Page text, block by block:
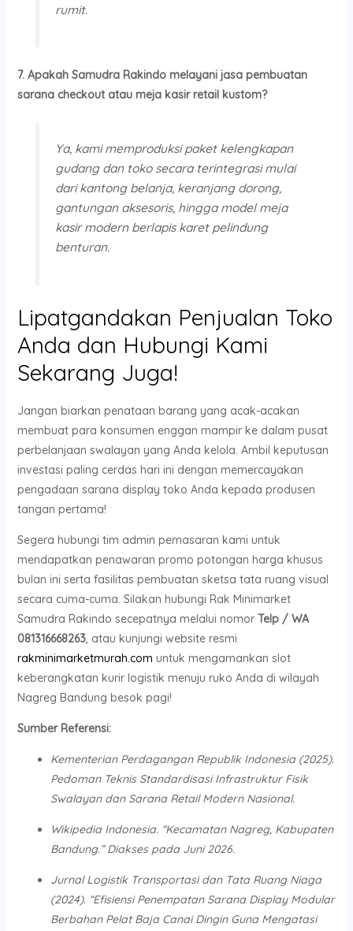
rumit.
7. Apakah Samudra Rakindo melayani jasa pembuatan
sarana checkout atau meja kasir retail kustom?
Ya, kami memproduksi paket kelengkapan
gudang dan toko secara terintegrasi mulai
dari kantong belanja, keranjang dorong,
gantungan aksesoris, hingga model meja
kasir modern berlapis karet pelindung
benturan.
Lipatgandakan Penjualan Toko
Anda dan Hubungi Kami
Sekarang Juga!
Jangan biarkan penataan barang yang acak-acakan
membuat para konsumen enggan mampir ke dalam pusat
perbelanjaan swalayan yang Anda kelola. Ambil keputusan
investasi paling cerdas hari ini dengan memercayakan
pengadaan sarana display toko Anda kepada produsen
tangan pertama!
Segera hubungi tim admin pemasaran kami untuk
mendapatkan penawaran promo potongan harga khusus
bulan ini serta fasilitas pembuatan sketsa tata ruang visual
secara cuma-cuma. Silakan hubungi Rak Minimarket
Samudra Rakindo secepatnya melalui nomor Telp / WA
081316668263, atau kunjungi website resmi
rakminimarketmurah.com untuk mengamankan slot
keberangkatan kurir logistik menuju ruko Anda di wilayah
Nagreg Bandung besok pagi!
Sumber Referensi:
Kementerian Perdagangan Republik Indonesia (2025).
Pedoman Teknis Standardisasi Infrastruktur Fisik
Swalayan dan Sarana Retail Modern Nasional.
Wikipedia Indonesia. “Kecamatan Nagreg, Kabupaten
Bandung.” Diakses pada Juni 2026.
Jurnal Logistik Transportasi dan Tata Ruang Niaga
(2024). “Efisiensi Penempatan Sarana Display Modular
Berbahan Pelat Baja Canai Dingin Guna Mengatasi